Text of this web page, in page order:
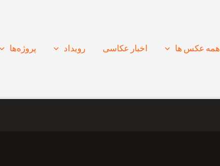
همه عکس ها اخبار عکاسی رویداد پروژه‌‌ها